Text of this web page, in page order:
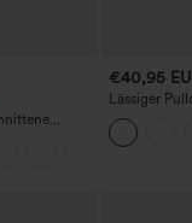
mit
€40,95
Lässiger
und